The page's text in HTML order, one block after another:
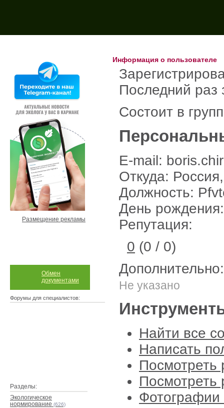
Размещение рекламы
Обмен
документами
Форумы для специалистов:
Разделы:
Экологическое
нормирование (626)
Информация о пользователе
Последний
Состоит в
E-mail:
Откуда:
Должность:
День
Репутация:
0 (0 / 0)
Дополнительно:
Не указано
Найти все
Написать
Посмотреть
Посмотреть
Фотографии